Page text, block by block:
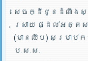
សេចក្ដីជូនដំណឹងស្
ស្រាយ ផ្ដល់អត្ត
(មានឈីប) សម្រាប់
ប.ស.ស.